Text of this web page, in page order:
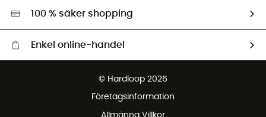
Miljöanpassat urval
100 % säker shopping
Enkel online-handel
Gratis retur inom 100 dagar
© Hardloop 2026
Företagsinformation
Allmänna Villkor